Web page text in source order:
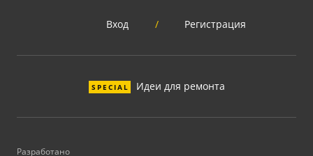
Вход / Регистрация
SPECIAL Идеи для ремонта
Разработано